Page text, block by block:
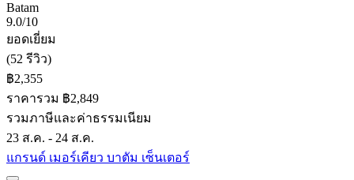
Batam
9.0/10
ยอดเยี่ยม
(52 รีวิว)
฿2,355
ราคารวม ฿2,849
รวมภาษีและค่าธรรมเนียม
23 ส.ค. - 24 ส.ค.
แกรนด์ เมอร์เคียว บาตัม เซ็นเตอร์